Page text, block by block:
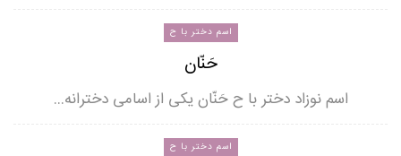
اسم دختر با ح
حَنّان
اسم نوزاد دختر با ح حَنّان یکی از اسامی دخترانه…
اسم دختر با ح